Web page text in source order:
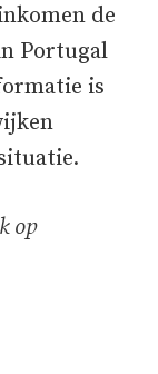
de
Portugal
is
op